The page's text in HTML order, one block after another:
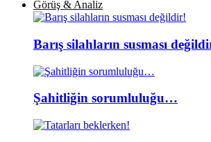
Görüş & Analiz
Barış silahların susması
Şahitliğin sorumluluğu…